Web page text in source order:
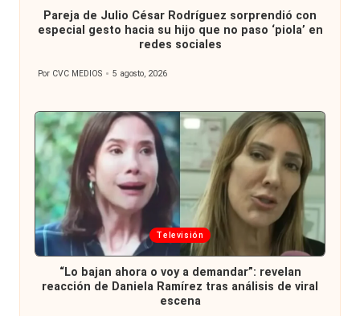
Pareja de Julio César Rodríguez sorprendió con
especial gesto hacia su hijo que no paso ‘piola’ en
redes sociales
Publicado
Por CVC MEDIOS 5 agosto, 2026
Publicada
en
Televisión
“Lo bajan ahora o voy a demandar”: revelan
reacción de Daniela Ramírez tras análisis de viral
escena